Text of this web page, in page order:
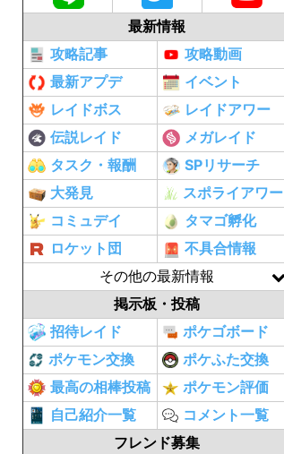
最新情報
攻略記事
攻略動画
最新アプデ
イベント
レイドボス
レイドアワー
伝説レイド
メガレイド
タスク・報酬
SPリサーチ
大発見
スポライアワー
コミュデイ
タマゴ孵化
ロケット団
不具合情報
その他の最新情報
掲示板・投稿
招待レイド
ポケゴボード
ポケモン交換
ポケふた交換
最高の相棒投稿
ポケモン評価
自己紹介一覧
コメント一覧
フレンド募集